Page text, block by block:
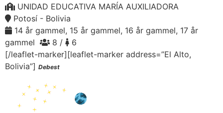
UNIDAD EDUCATIVA MARÍA AUXILIADORA
Potosí - Bolivia
14 år gammel, 15 år gammel, 16 år gammel, 17 år
gammel
8 /
6
[/leaflet-marker][leaflet-marker address=”El Alto,
Bolivia”] Debest